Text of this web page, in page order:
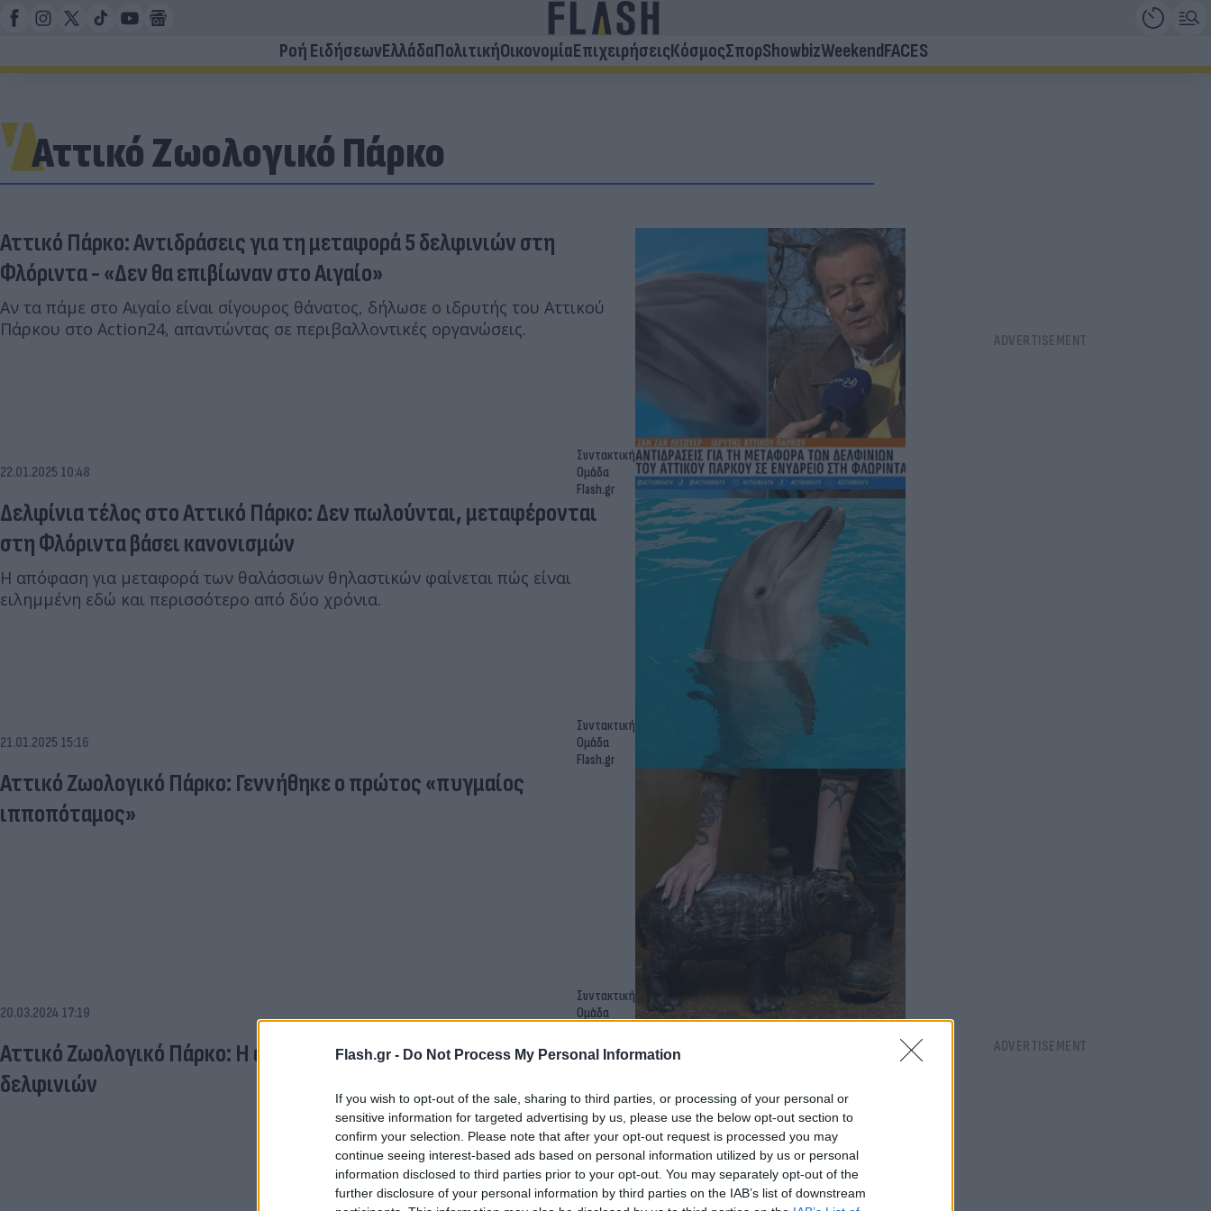
Flash.gr - Do Not Process My Personal Information
If you wish to opt-out of the sale, sharing to third parties, or processing of your personal or
sensitive information for targeted advertising by us, please use the below opt-out section to
confirm your selection. Please note that after your opt-out request is processed you may
continue seeing interest-based ads based on personal information utilized by us or personal
information disclosed to third parties prior to your opt-out. You may separately opt-out of the
further disclosure of your personal information by third parties on the IAB’s list of downstream
Ροή ΕιδήσεωνΕλλάδαΠολιτικήΟικονομίαΕπιχειρήσειςΚόσμοςΣπορShowbizWeekendFACES
Αττικό Ζωολογικό Πάρκο
Αττικό Πάρκο: Αντιδράσεις για τη μεταφορά 5 δελφινιών στη
Φλόριντα - «Δεν θα επιβίωναν στο Αιγαίο»
Αν τα πάμε στο Αιγαίο είναι σίγουρος θάνατος, δήλωσε ο ιδρυτής του Αττικού
Πάρκου στο Action24, απαντώντας σε περιβαλλοντικές οργανώσεις.
22.01.2025 10:48
Συντακτική
Ομάδα
Flash.gr
Δελφίνια τέλος στο Αττικό Πάρκο: Δεν πωλούνται, μεταφέρονται
στη Φλόριντα βάσει κανονισμών
Η απόφαση για μεταφορά των θαλάσσιων θηλαστικών φαίνεται πώς είναι
ειλημμένη εδώ και περισσότερο από δύο χρόνια.
21.01.2025 15:16
Συντακτική
Ομάδα
Flash.gr
Αττικό Ζωολογικό Πάρκο: Γεννήθηκε ο πρώτος «πυγμαίος
ιπποπόταμος»
20.03.2024 17:19
Συντακτική
Ομάδα
Αττικό Ζωολογικό Πάρκο: Η απόφαση για την παράσταση των
δελφινιών